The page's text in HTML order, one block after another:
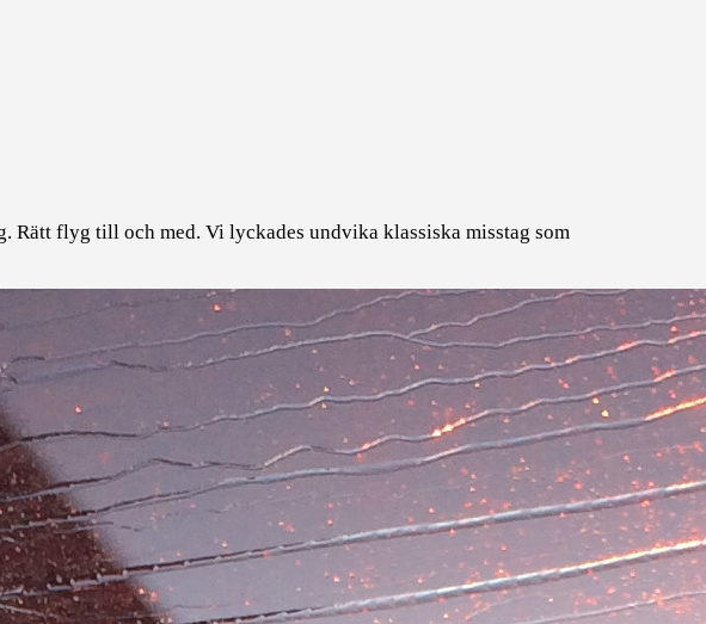
Rätt flyg till och med. Vi lyckades undvika klassiska misstag som